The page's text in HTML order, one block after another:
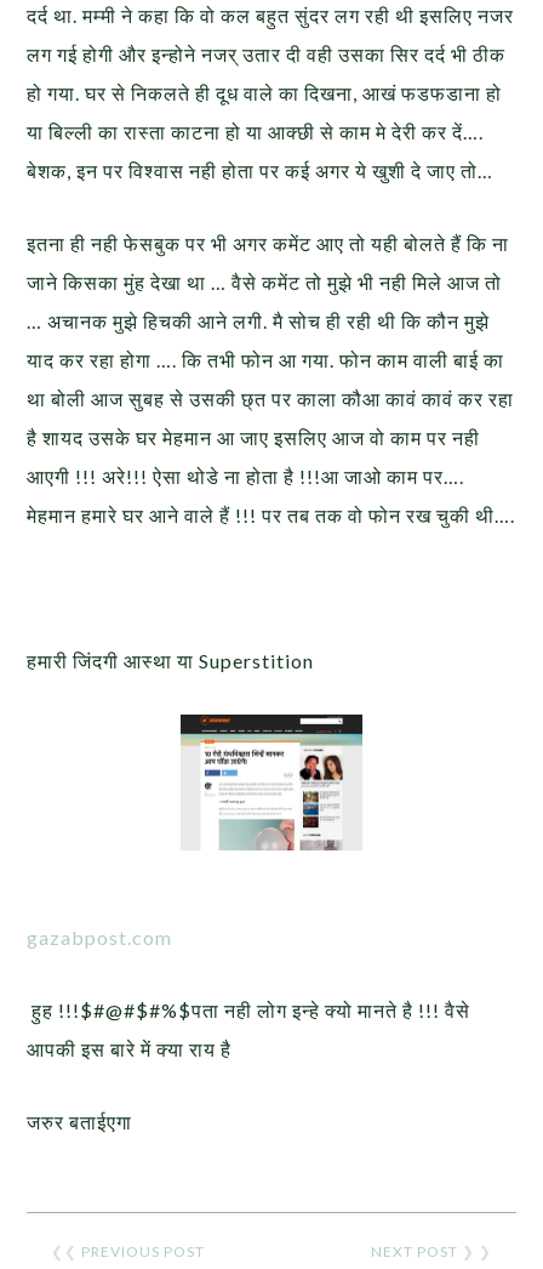
दर्द था. मम्मी ने कहा कि वो कल बहुत सुंदर लग रही थी इसलिए नजर
लग गई होगी और इन्होने नजर् उतार दी वही उसका सिर दर्द भी ठीक
हो गया. घर से निकलते ही दूध वाले का दिखना, आखं फडफडाना हो
या बिल्ली का रास्ता काटना हो या आक्छी से काम मे देरी कर दें….
बेशक, इन पर विश्वास नही होता पर कई अगर ये खुशी दे जाए तो…
इतना ही नही फेसबुक पर भी अगर कमेंट आए तो यही बोलते हैं कि ना
जाने किसका मुंह देखा था … वैसे कमेंट तो मुझे भी नही मिले आज तो
… अचानक मुझे हिचकी आने लगी. मै सोच ही रही थी कि कौन मुझे
याद कर रहा होगा …. कि तभी फोन आ गया. फोन काम वाली बाई का
था बोली आज सुबह से उसकी छ्त पर काला कौआ कावं कावं कर रहा
है शायद उसके घर मेहमान आ जाए इसलिए आज वो काम पर नही
आएगी !!! अरे!!! ऐसा थोडे ना होता है !!!आ जाओ काम पर….
मेहमान हमारे घर आने वाले हैं !!! पर तब तक वो फोन रख चुकी थी….
हमारी जिंदगी आस्था या Superstition
gazabpost.com
हुह !!!$#@#$#%$पता नही लोग इन्हे क्यो मानते है !!! वैसे
आपकी इस बारे में क्या राय है
जरुर बताईएगा
❮❮ PREVIOUS POST NEXT POST ❯ ❯